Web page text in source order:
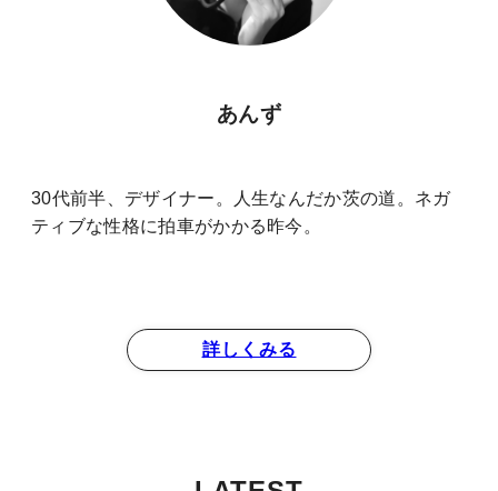
あんず
30代前半、デザイナー。人生なんだか茨の道。ネガ
ティブな性格に拍車がかかる昨今。
詳しくみる